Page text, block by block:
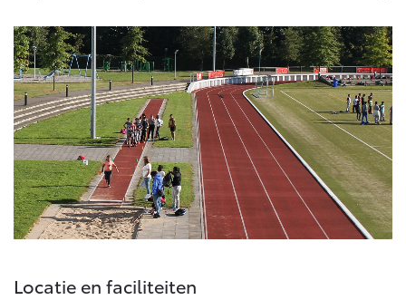
Locatie en faciliteiten